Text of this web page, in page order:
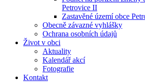
Petrovice II
Zastavěné území obce
Obecně závazné vyhlášky
Ochrana osobních údajů
Život v obci
Aktuality
Kalendář akcí
Fotografie
Kontakt